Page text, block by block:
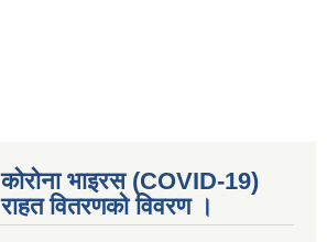
कोरोना भाइरस (COVID-19)
राहत वितरणको विवरण ।